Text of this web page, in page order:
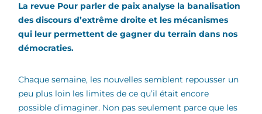
La revue Pour parler de paix analyse la banalisation
des discours d’extrême droite et les mécanismes
qui leur permettent de gagner du terrain dans nos
démocraties.
Chaque semaine, les nouvelles semblent repousser un
peu plus loin les limites de ce qu’il était encore
possible d’imaginer. Non pas seulement parce que les